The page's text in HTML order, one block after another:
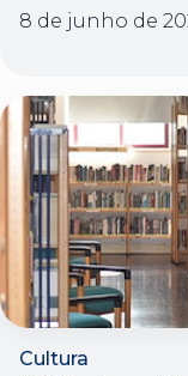
8 de junho de
Cultura